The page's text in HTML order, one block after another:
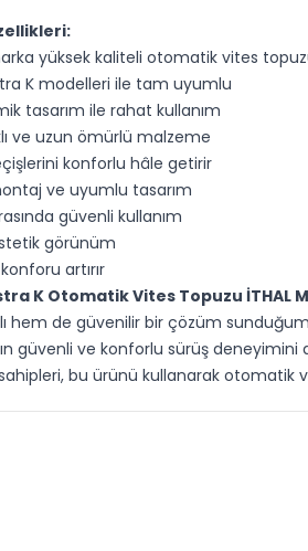
yüksek kaliteli otomatik vites
K modelleri ile tam uyumlu
tasarım ile rahat kullanım
ve uzun ömürlü malzeme
konforlu hâle getirir
ve uyumlu tasarım
güvenli kullanım
görünüm
artırır
K Otomatik Vites Topuzu İTHAL
hem de güvenilir bir çözüm
güvenli ve konforlu sürüş deneyimini
bu ürünü kullanarak otomatik